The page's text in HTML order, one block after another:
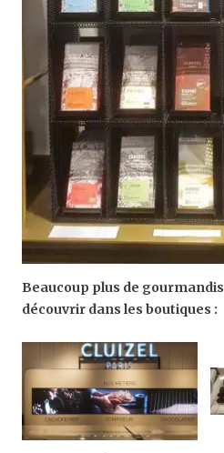
Beaucoup plus de
découvrir dans les boutiques :